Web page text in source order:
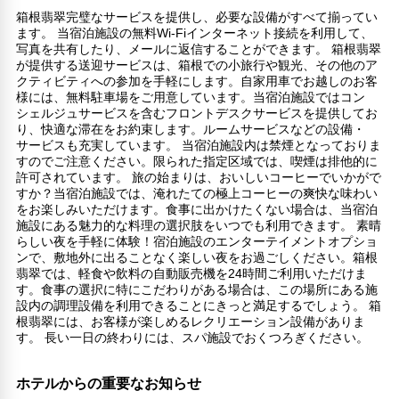
箱根翡翠完璧なサービスを提供し、必要な設備がすべて揃ってい
ます。 当宿泊施設の無料Wi-Fiインターネット接続を利用して、
写真を共有したり、メールに返信することができます。 箱根翡翠
が提供する送迎サービスは、箱根での小旅行や観光、その他のア
クティビティへの参加を手軽にします。自家用車でお越しのお客
様には、無料駐車場をご用意しています。当宿泊施設ではコン
シェルジュサービスを含むフロントデスクサービスを提供してお
り、快適な滞在をお約束します。ルームサービスなどの設備・
サービスも充実しています。 当宿泊施設内は禁煙となっておりま
すのでご注意ください。限られた指定区域では、喫煙は排他的に
許可されています。 旅の始まりは、おいしいコーヒーでいかがで
すか？当宿泊施設では、淹れたての極上コーヒーの爽快な味わい
をお楽しみいただけます。食事に出かけたくない場合は、当宿泊
施設にある魅力的な料理の選択肢をいつでも利用できます。 素晴
らしい夜を手軽に体験！宿泊施設のエンターテイメントオプショ
ンで、敷地外に出ることなく楽しい夜をお過ごしください。箱根
翡翠では、軽食や飲料の自動販売機を24時間ご利用いただけま
す。食事の選択に特にこだわりがある場合は、この場所にある施
設内の調理設備を利用できることにきっと満足するでしょう。 箱
根翡翠には、お客様が楽しめるレクリエーション設備がありま
す。 長い一日の終わりには、スパ施設でおくつろぎください。
ホテルからの重要なお知らせ